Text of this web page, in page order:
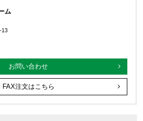
ム
13
お問い合わせ
FAX注文はこちら